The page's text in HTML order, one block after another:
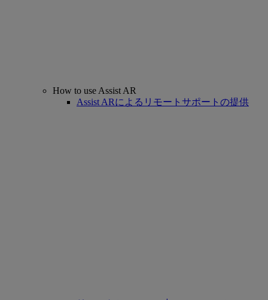
How to use Assist AR
Assist ARによるリモートサポートの提供